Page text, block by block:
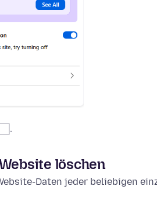
.
löschen
Daten jeder beliebigen